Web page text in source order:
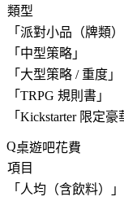
類型
「 派對小品（牌類）
「 中型策略 」
「 大型策略 / 重度 」
「 TRPG 規則書 」
「 Kickstarter 限定豪
桌遊吧花費
項目
「 人均（含飲料） 」